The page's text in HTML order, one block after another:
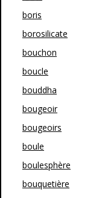
boris
borosilicate
bouchon
boucle
bouddha
bougeoir
bougeoirs
boule
boulesphère
bouquetière